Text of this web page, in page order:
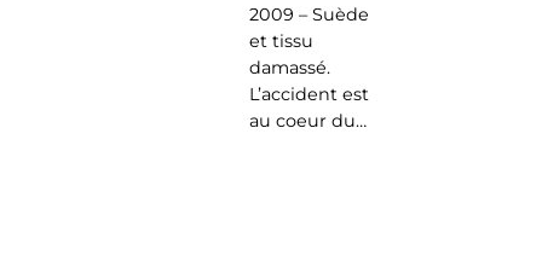
2009 – Suède
et tissu
damassé.
L’accident est
au coeur du…